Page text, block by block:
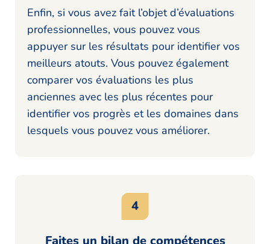
Enfin, si vous avez fait l’objet d’évaluations
professionnelles, vous pouvez vous
appuyer sur les résultats pour identifier vos
meilleurs atouts. Vous pouvez également
comparer vos évaluations les plus
anciennes avec les plus récentes pour
identifier vos progrès et les domaines dans
lesquels vous pouvez vous améliorer.
Faites un bilan de compétences